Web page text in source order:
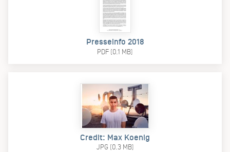
Presseinfo 2018
PDF (0.1 MB)
Credit: Max Koenig
JPG (0.3 MB)